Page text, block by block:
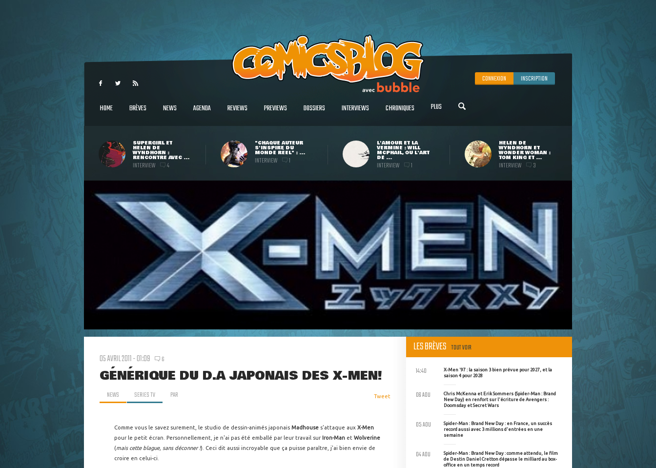
CONNEXION INSCRIPTION
HOME BRÈVES NEWS AGENDA REVIEWS PREVIEWS DOSSIERS INTERVIEWS CHRONIQUES PLUS
SUPERGIRL ET
HELEN DE
WYNDHORN :
RENCONTRE AVEC ...
INTERVIEW 4
"CHAQUE AUTEUR
S'INSPIRE DU
MONDE RÉEL" : ...
INTERVIEW 1
L'AMOUR ET LA
VERMINE : WILL
MCPHAIL, OU L'ART
DE ...
INTERVIEW 1
HELEN DE
WYNDHORN ET
WONDER WOMAN :
TOM KING ET ...
INTERVIEW 3
05 AVRIL 2011 - 01:09 6
GÉNÉRIQUE DU D.A JAPONAIS DES X-MEN!
NEWS SERIES TV PAR Tweet
Comme vous le savez surement, le studio de dessin-animés japonais Madhouse s'attaque aux X-Men
pour le petit écran. Personnellement, je n'ai pas été emballé par leur travail surIron-Man et Wolverine
(mais cette blague, sans déconner !). Ceci dit aussi incroyable que ça puisse paraître, j'ai bien envie de
croire en celui-ci.
LES BRÈVES TOUT VOIR
X-Men '97 : la saison 3 bien prévue pour 2027, et la
saison 4 pour 2028
14:40
Chris McKenna et Erik Sommers (Spider-Man : Brand
New Day) en renfort sur l'écriture de Avengers :
Doomsday et Secret Wars
06 AOU
Spider-Man : Brand New Day : en France, un succès
record aussi avec 3 millions d'entrées en une
semaine
05 AOU
Spider-Man : Brand New Day : comme attendu, le film
de Destin Daniel Cretton dépasse le milliard au box-
office en un temps record
04 AOU